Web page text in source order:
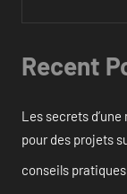
Recent
Les secrets
pour des projets
conseils